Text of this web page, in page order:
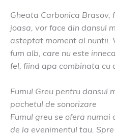
Gheata Carbonica Brasov,
joasa, vor face din dansul
asteptat moment al nuntii.
fum alb, care nu este
fel, fiind apa combinata cu
Fumul Greu pentru dansul
pachetul de sonorizare
Fumul greu se ofera numai
de la evenimentul tau.